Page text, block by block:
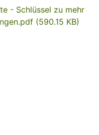
- Schlüssel zu mehr
(590.15 KB)